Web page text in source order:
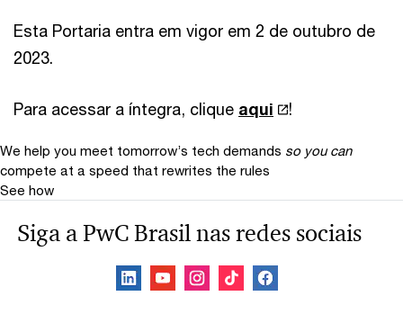
Esta Portaria entra em vigor em 2 de outubro de
2023.
Para acessar a íntegra, clique aqui !
We help you meet tomorrow’s tech demands so you can
compete at a speed that rewrites the rules
See how
Siga a PwC Brasil nas redes sociais